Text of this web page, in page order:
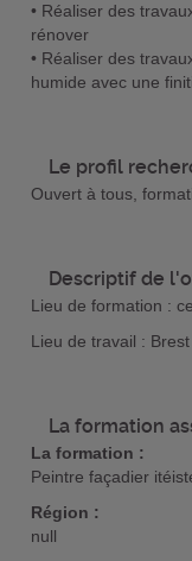
• Réaliser des
rénover
• Réaliser des
humide avec une
Le profil
Ouvert à tous,
Descriptif de
Lieu de formation :
Lieu de travail : Brest
La formation
La formation :
Peintre façadier
Région :
null